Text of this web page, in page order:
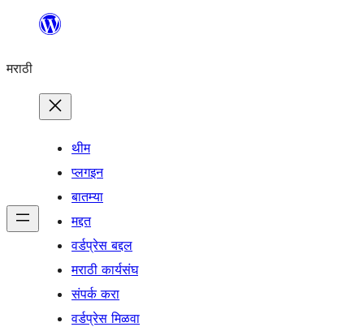
सामुग्रीवर
मराठी
थीम
प्लगइन
बातम्या
मद्दत
वर्डप्रेस बद्दल
मराठी कार्यसंघ
संपर्क करा
वर्डप्रेस मिळवा